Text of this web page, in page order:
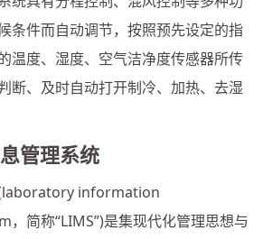
条件而自动调节，按照预先设定的指
温度、湿度、空气洁净度传感器所传
断、及时自动打开制冷、加热、去湿
管理系统
information
简称“LIMS”)是集现代化管理思想与